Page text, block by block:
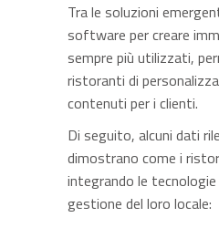
Tra le soluzioni
software per creare
sempre più utilizzati,
ristoranti di
contenuti per i clienti.
Di seguito, alcuni dati
dimostrano come i
integrando le
gestione del loro locale: